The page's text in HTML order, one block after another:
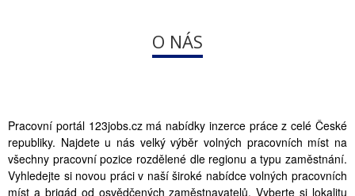
O NÁS
Pracovní portál 123jobs.cz má nabídky inzerce práce z celé České
republiky. Najdete u nás velký výběr volných pracovních míst na
všechny pracovní pozice rozdělené dle regionu a typu zaměstnání.
Vyhledejte si novou práci v naší široké nabídce volných pracovních
míst a brigád od osvědčených zaměstnavatelů. Vyberte si lokalitu